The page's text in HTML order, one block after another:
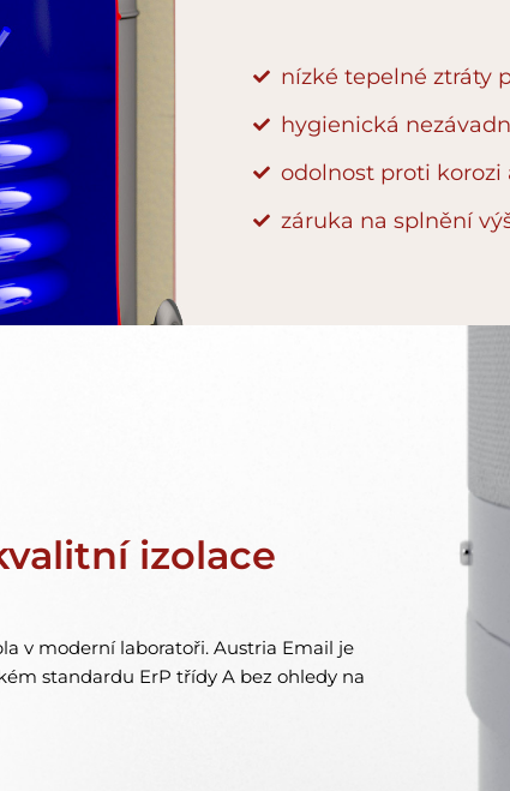
nízké tepelné ztráty
hygienická
odolnost proti korozi
záruka na splnění
izolace
v moderní laboratoři. Austria Email je
standardu ErP třídy A bez ohledy na